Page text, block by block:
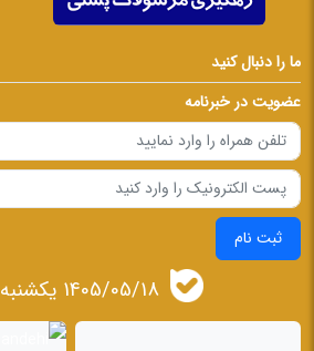
ما را دنبال کنید
عضویت در خبرنامه
ثبت نام
1405/05/18 يكشنبه